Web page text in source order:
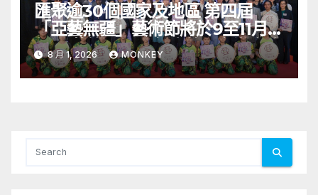
匯聚逾30個國家及地區 第四屆
「亞藝無疆」藝術節將於9至11月舉
行 開幕節目《三角演義》音樂會演
出陣容包括王雙駿夥拍恭碩良 聯同
來自蒙古的Uuhai、韓國的KARDI
8 月 1, 2026 MONKEY